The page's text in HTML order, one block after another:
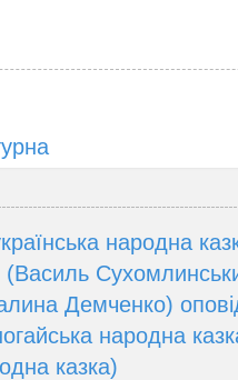
народна
Демченко)
народна
казка)